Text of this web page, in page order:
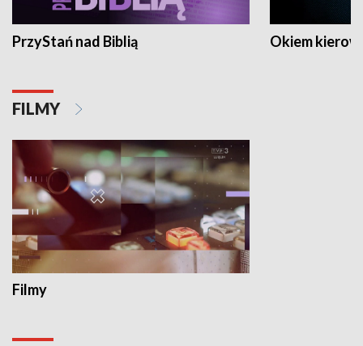
PrzyStań nad Biblią Okiem
FILMY
Filmy